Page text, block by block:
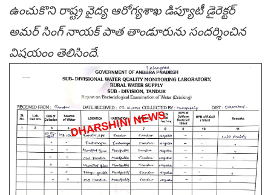
ఉంచుకొని రాష్ట్ర వైద్య ఆరోగ్య‌శాఖ డిప్యూటీ డైరెక్ట‌ర్
అమ‌ర్ సింగ్ నాయ‌క్ పాత తాండూరును సందర్శించిన
విషయంం తెలిసిందే.